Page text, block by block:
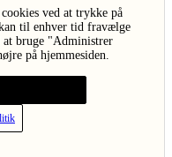
ved at trykke på
til enhver tid fravælge
bruge "Administrer
på hjemmesiden.